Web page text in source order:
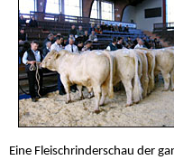
Eine Fleischrinderschau der